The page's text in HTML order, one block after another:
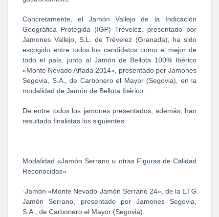
Concretamente, el Jamón Vallejo de la Indicación
Geográfica Protegida (IGP) Trévelez, presentado por
Jamones Vallejo, S.L. de Trévelez (Granada), ha sido
escogido entre todos los candidatos como el mejor de
todo el país, junto al Jamón de Bellota 100% Ibérico
«Monte Nevado Añada 2014», presentado por Jamones
Segovia, S.A., de Carbonero el Mayor (Segovia), en la
modalidad de Jamón de Bellota Ibérico.
De entre todos los jamones presentados, además, han
resultado finalistas los siguientes:
Modalidad «Jamón Serrano u otras Figuras de Calidad
Reconocidas»
-Jamón «Monte Nevado-Jamón Serrano 24», de la ETG
Jamón Serrano, presentado por Jamones Segovia,
S.A., de Carbonero el Mayor (Segovia).